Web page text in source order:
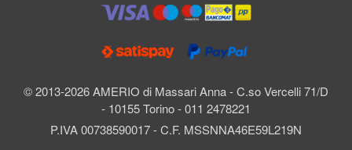
© 2013-2026 AMERIO di Massari Anna - C.so Vercelli 71/D
- 10155 Torino - 011 2478221
P.IVA 00738590017 - C.F. MSSNNA46E59L219N